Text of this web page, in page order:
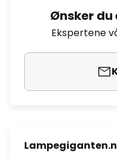
Ønsker du
Ekspertene